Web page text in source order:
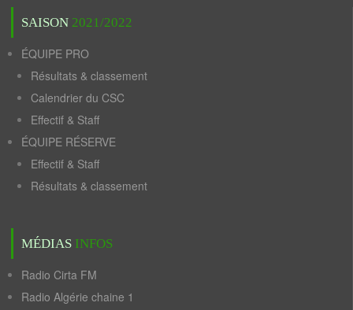
SAISON 2021/2022
ÉQUIPE PRO
Résultats & classement
Calendrier du CSC
Effectif & Staff
ÉQUIPE RÉSERVE
Effectif & Staff
Résultats & classement
MÉDIAS INFOS
Radio Cirta FM
Radio Algérie chaine 1